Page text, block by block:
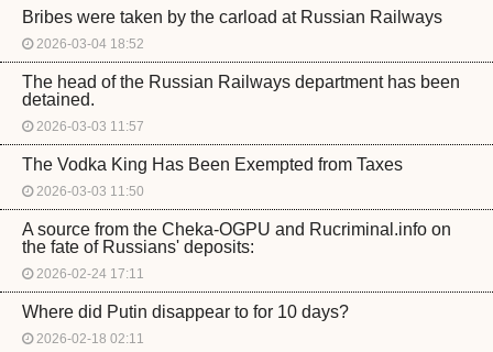
Bribes were taken by the carload at Russian Railways
2026-03-04 18:52
The head of the Russian Railways department has been
detained.
2026-03-03 11:57
The Vodka King Has Been Exempted from Taxes
2026-03-03 11:50
A source from the Cheka-OGPU and Rucriminal.info on
the fate of Russians' deposits:
2026-02-24 17:11
Where did Putin disappear to for 10 days?
2026-02-18 02:11